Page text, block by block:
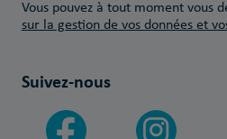
Vous pouvez à tout moment vous
sur la gestion de vos données et
Suivez-nous